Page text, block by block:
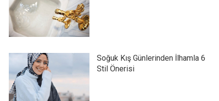
Soğuk Kış Günlerinden İlhamla 6
Stil Önerisi